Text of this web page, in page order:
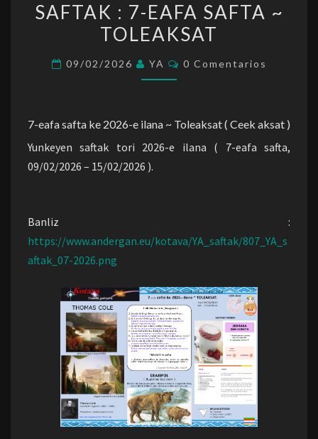
:
7-
SAFTA
SAFTAK : 7-EAFA SAFTA ~
TOLEAKSAT
09/02/2026 YA Comentarios
0 Comentarios
7-eafa safta ke 2026-e ilana ~ Toleaksat ( Ceek aksat )
Yunkeyen saftak tori 2026-e ilana ( 7-eafa safta,
09/02/2026 – 15/02/2026 ).
Banliz :
https://www.andergan.eu/kotava/YA_saftak/807_YA_s
aftak_07-2026.png